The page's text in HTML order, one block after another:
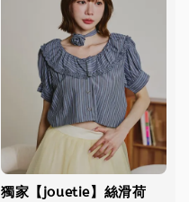
獨家【jouetie】絲滑荷